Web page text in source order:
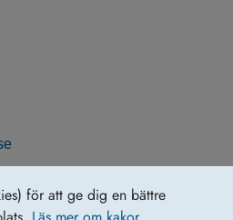
för att ge dig en bättre